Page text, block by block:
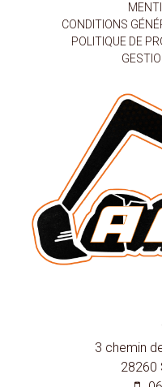
CONDITIONS
POLITIQUE DE
3 chemin
28260